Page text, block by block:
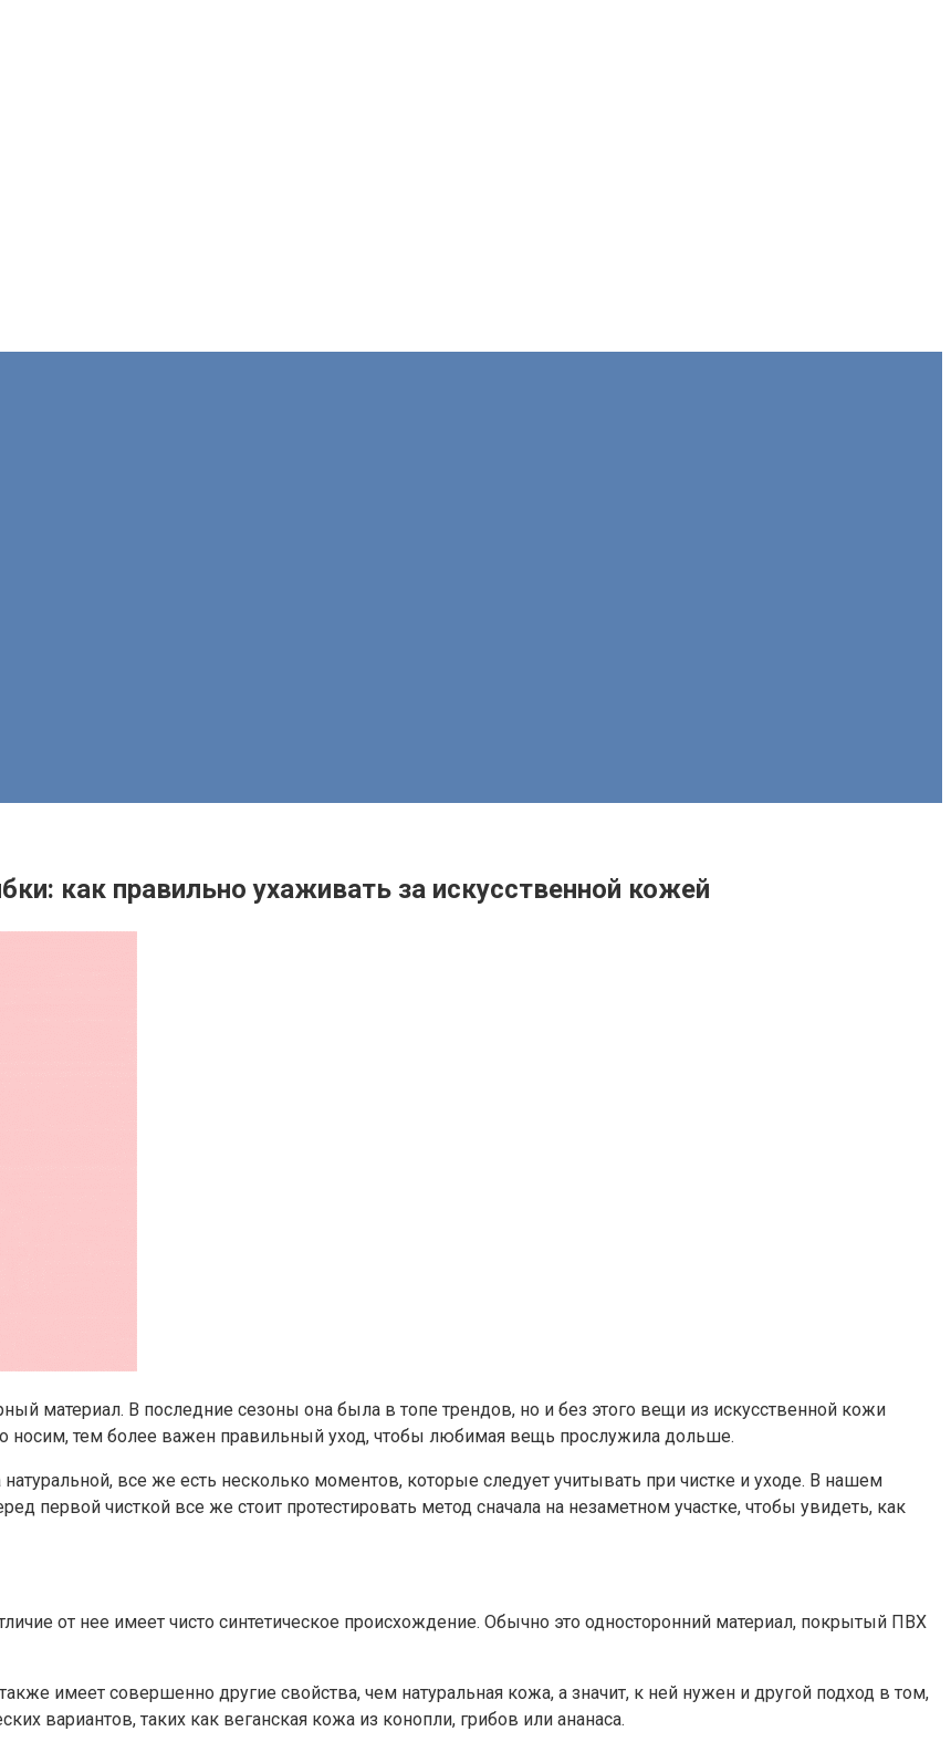
как правильно ухаживать за искусственной кожей
материал. В последние сезоны она была в топе трендов, но и без этого вещи из искусственной кожи
носим, тем более важен правильный уход, чтобы любимая вещь прослужила дольше.
все же есть несколько моментов, которые следует учитывать при чистке и уходе. В нашем
первой чисткой все же стоит протестировать метод сначала на незаметном участке, чтобы увидеть, как
от нее имеет чисто синтетическое происхождение. Обычно это односторонний материал, покрытый ПВХ
имеет совершенно другие свойства, чем натуральная кожа, а значит, к ней нужен и другой подход в том,
вариантов, таких как веганская кожа из конопли, грибов или ананаса.